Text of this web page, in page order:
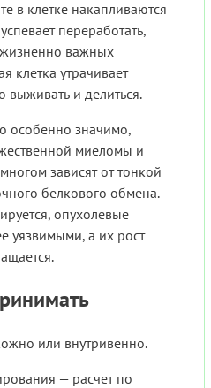
в клетке накапливаются
переработать,
жизненно важных
клетка утрачивает
выживать и делиться.
особенно значимо,
миеломы и
зависят от тонкой
белкового обмена.
опухолевые
уязвимыми, а их рост
или внутривенно.
— расчет по